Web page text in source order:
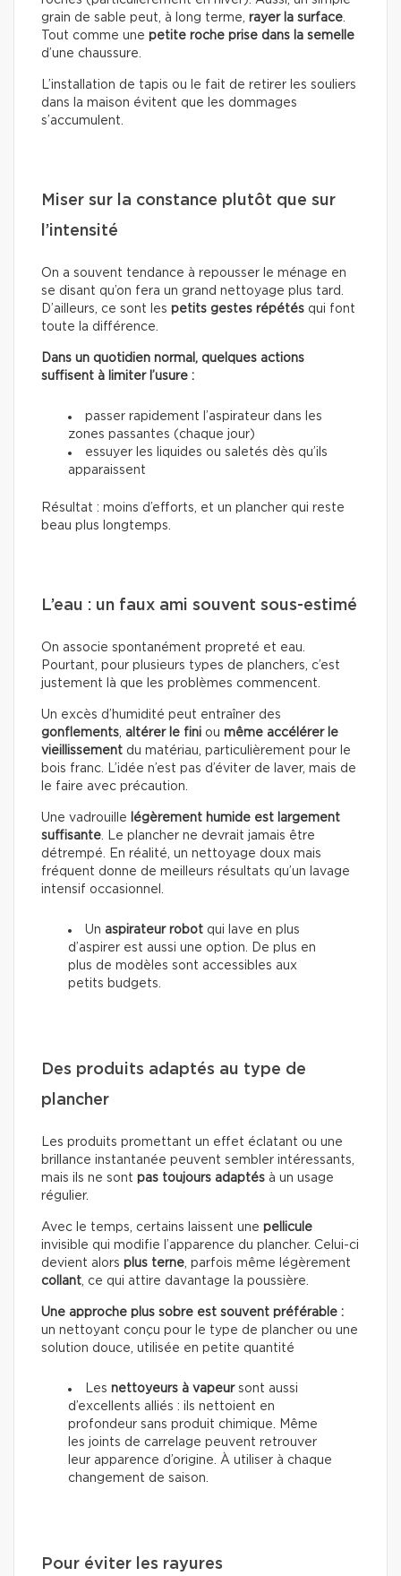
grain de sable peut, à long terme, rayer la surface
Tout comme une petite roche prise dans la semelle
d’une chaussure.
L’installation de tapis ou le fait de retirer les souliers
dans la maison évitent que les dommages
s’accumulent.
Miser sur la constance plutôt que sur
l’intensité
On a souvent tendance à repousser le ménage en
se disant qu’on fera un grand nettoyage plus tard.
D’ailleurs, ce sont les petits gestes répétés qui font
toute la différence.
Dans un quotidien normal, quelques actions
suffisent à limiter l’usure :
passer rapidement l’aspirateur dans les
zones passantes (chaque jour)
essuyer les liquides ou saletés dès qu’ils
apparaissent
Résultat : moins d’efforts, et un plancher qui reste
beau plus longtemps.
L’eau : un faux ami souvent sous-estimé
On associe spontanément propreté et eau.
Pourtant, pour plusieurs types de planchers, c’est
justement là que les problèmes commencent.
Un excès d’humidité peut entraîner des
gonflements altérer le fini ou même accélérer le
vieillissement du matériau, particulièrement pour le
bois franc. L’idée n’est pas d’éviter de laver, mais de
le faire avec précaution.
Une vadrouille
légèrement humide est largement
suffisante . Le plancher ne devrait jamais être
détrempé. En réalité, un nettoyage doux mais
fréquent donne de meilleurs résultats qu’un lavage
intensif occasionnel.
Un aspirateur robot qui lave en plus
d’aspirer est aussi une option. De plus en
plus de modèles sont accessibles aux
petits budgets.
Des produits adaptés au type de
plancher
Les produits promettant un effet éclatant ou une
brillance instantanée peuvent sembler intéressants,
mais ils ne sont pas toujours adaptés à un usage
régulier.
Avec le temps, certains laissent une pellicule
invisible qui modifie l’apparence du plancher. Celui-ci
devient alors plus terne , parfois même légèrement
collant , ce qui attire davantage la poussière.
Une approche plus sobre est souvent préférable :
un nettoyant conçu pour le type de plancher ou une
solution douce, utilisée en petite quantité
Les nettoyeurs à vapeursont aussi
d’excellents alliés : ils nettoient en
profondeur sans produit chimique. Même
les joints de carrelage peuvent retrouver
leur apparence d’origine. À utiliser à chaque
changement de saison.
Pour éviter les rayures